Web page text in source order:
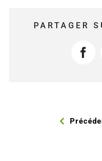
PARTAGER